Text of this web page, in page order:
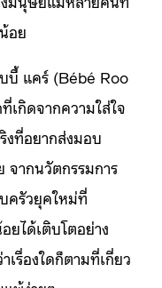
อย
บี้ แคร์ (Bébé Roo
กิดจากความใส่ใจ
ที่อยากส่งมอบ
ากนวัตกรรมการ
ครัวยุคใหม่ที่
ยได้เติบโตอย่าง
เรื่องใดก็ตามที่เกี่ยว